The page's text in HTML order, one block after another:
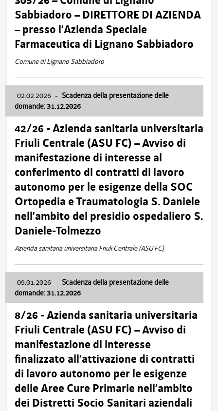
Sabbiadoro – DIRETTORE DI AZIENDA
– presso l’Azienda Speciale
Farmaceutica di Lignano Sabbiadoro
Comune di Lignano Sabbiadoro
02.02.2026 - Scadenza della presentazione delle
domande: 31.12.2026
42/26 - Azienda sanitaria universitaria
Friuli Centrale (ASU FC) – Avviso di
manifestazione di interesse al
conferimento di contratti di lavoro
autonomo per le esigenze della SOC
Ortopedia e Traumatologia S. Daniele
nell’ambito del presidio ospedaliero S.
Daniele-Tolmezzo
Azienda sanitaria universitaria Friuli Centrale (ASU FC)
09.01.2026 - Scadenza della presentazione delle
domande: 31.12.2026
8/26 - Azienda sanitaria universitaria
Friuli Centrale (ASU FC) – Avviso di
manifestazione di interesse
finalizzato all’attivazione di contratti
di lavoro autonomo per le esigenze
delle Aree Cure Primarie nell’ambito
dei Distretti Socio Sanitari aziendali